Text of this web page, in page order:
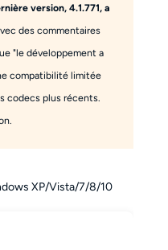
version, 4.1.771, a
des commentaires
"le développement a
compatibilité limitée
codecs plus récents.
XP/Vista/7/8/10